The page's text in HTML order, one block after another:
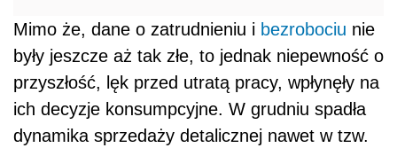
Mimo że, dane o zatrudnieniu i bezrobociu nie
były jeszcze aż tak złe, to jednak niepewność o
przyszłość, lęk przed utratą pracy, wpłynęły na
ich decyzje konsumpcyjne. W grudniu spadła
dynamika sprzedaży detalicznej nawet w tzw.